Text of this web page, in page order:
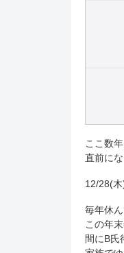
ここ数
直前に
12/28(
毎年休
この年
間にB氏